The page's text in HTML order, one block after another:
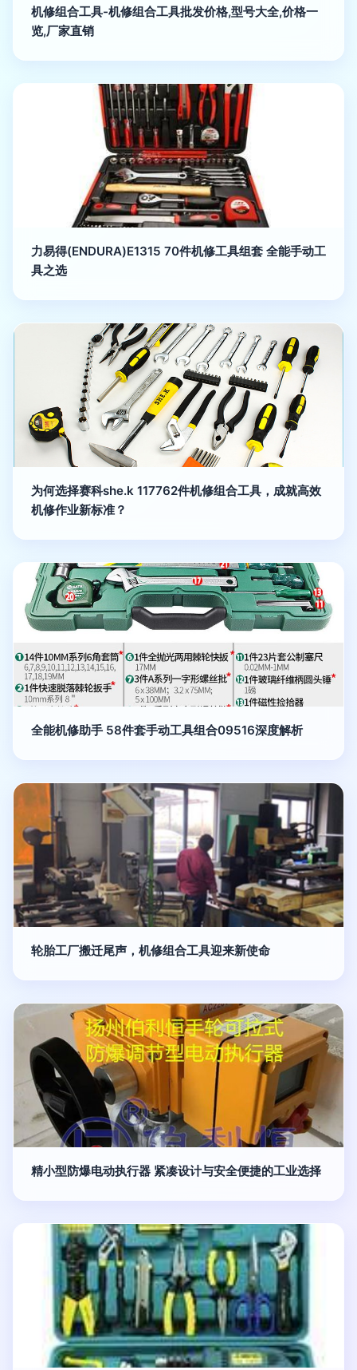
机修组合工具-机修组合工具批发价格,型号大全,价格一
览,厂家直销
力易得(ENDURA)E1315 70件机修工具组套 全能手动工
具之选
为何选择赛科she.k 117762件机修组合工具，成就高效
机修作业新标准？
全能机修助手 58件套手动工具组合09516深度解析
轮胎工厂搬迁尾声，机修组合工具迎来新使命
精小型防爆电动执行器 紧凑设计与安全便捷的工业选择